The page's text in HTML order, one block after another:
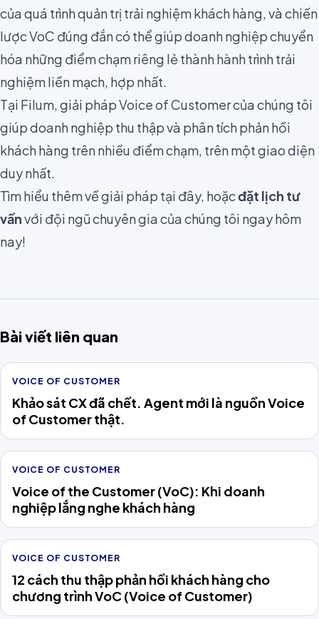
của quá trình quản trị trải nghiệm khách hàng, và chiến
lược VoC đúng đắn có thể giúp doanh nghiệp chuyển
hóa những điểm chạm riêng lẻ thành hành trình trải
nghiệm liền mạch, hợp nhất.
Tại Filum, giải pháp Voice of Customer của chúng tôi
giúp doanh nghiệp thu thập và phân tích phản hồi
khách hàng trên nhiều điểm chạm, trên một giao diện
duy nhất.
Tìm hiểu thêm về giải pháp tại đây, hoặcđặt lịch tư
vấnvới đội ngũ chuyên gia của chúng tôi ngay hôm
nay!
Bài viết liên quan
VOICE OF CUSTOMER
Khảo sát CX đã chết. Agent mới là nguồn Voice
of Customer thật.
VOICE OF CUSTOMER
Voice of the Customer (VoC): Khi doanh
nghiệp lắng nghe khách hàng
VOICE OF CUSTOMER
12 cách thu thập phản hồi khách hàng cho
chương trình VoC (Voice of Customer)